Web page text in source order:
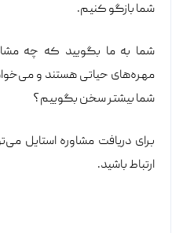
شما بازگو کنیم.
شما به ما بگویید که چه
مهره‌های حیاتی هستند و
شما بیشتر سخن بگوییم؟
برای دریافت مشاوره استایل
ارتباط باشید.